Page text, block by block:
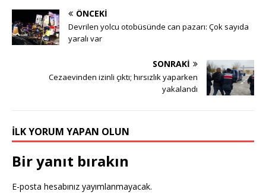
ÖNCEKI
Devrilen yolcu otobüsünde can pazarı: Çok sayıda
yaralı var
SONRAKI
Cezaevinden izinli çıktı; hırsızlık yaparken
yakalandı
İLK YORUM YAPAN OLUN
Bir yanıt bırakın
E-posta hesabınız yayımlanmayacak.